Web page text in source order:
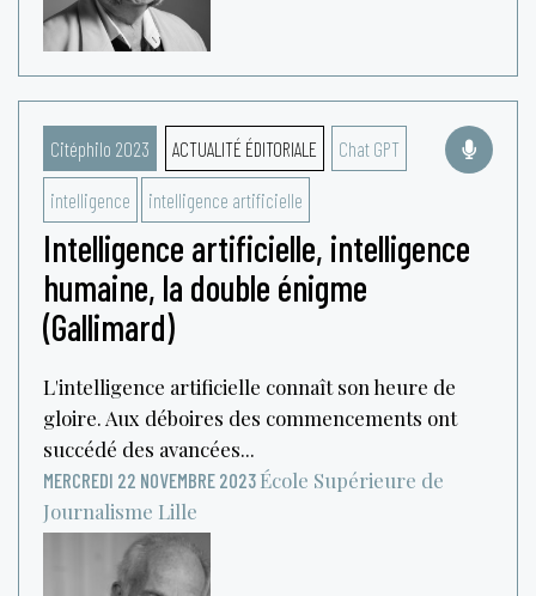
Citéphilo 2023 ACTUALITÉ ÉDITORIALE Chat GPT
intelligence intelligence artificielle
Intelligence artificielle, intelligence
humaine, la double énigme
(Gallimard)
L'intelligence artificielle connaît son heure de
gloire. Aux déboires des commencements ont
succédé des avancées...
MERCREDI 22 NOVEMBRE 2023 École Supérieure de
Journalisme Lille